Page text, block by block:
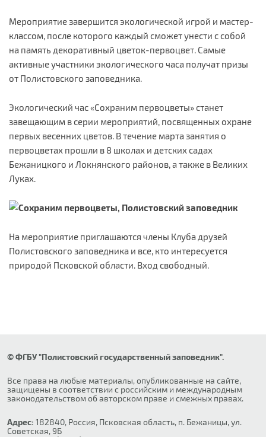
Мероприятие завершится экологической игрой и мастер-
классом, после которого каждый сможет унести с собой
на память декоративный цветок-первоцвет. Самые
активные участники экологического часа получат призы
от Полистовского заповедника.
Экологический час «Сохраним первоцветы» станет
завещающим в серии мероприятий, посвященных охране
первых весенних цветов. В течение марта занятия о
первоцветах прошли в 8 школах и детских садах
Бежаницкого и Локнянского районов, а также в Великих
Луках.
На мероприятие приглашаются члены Клуба друзей
Полистовского заповедника и все, кто интересуется
природой Псковской области. Вход свободный.
© ФГБУ "Полистовский государственный заповедник".
Все права на любые материалы, опубликованные на сайте,
защищены в соответствии с российским и международным
законодательством об авторском праве и смежных правах.
Адрес: 182840, Россия, Псковская область, п. Бежаницы, ул.
Советская, 9Б